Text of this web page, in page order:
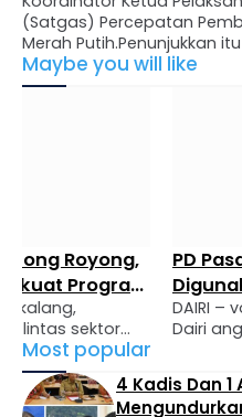
(Satgas) Percepatan
Merah Putih.Penunjukkan
Presiden (Keppres) Nomor
Satgas Percepatan
Maybe you will like
PD Pasar Dairi
Digunakan untuk
Sekadar Cari
DAIRI –
Dairi angkat bicara
yang beredar di grup
pemanfaatan area parkir
setiap hari Sabtu
bagi pedagang kaki lima
Most popular
4 Kadis Dan